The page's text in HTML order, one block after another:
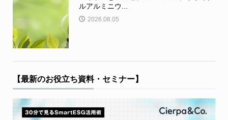
ルアルミニウ...
2026.08.05
【最新のお役立ち資料・セミナー】